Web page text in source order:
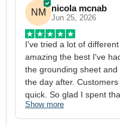
NM nicola mcnab
Jun 25, 2026
I've tried a lot of
amazing the best I've
the grounding sheet
the day after.
quick. So glad I spent
money xx
Show more